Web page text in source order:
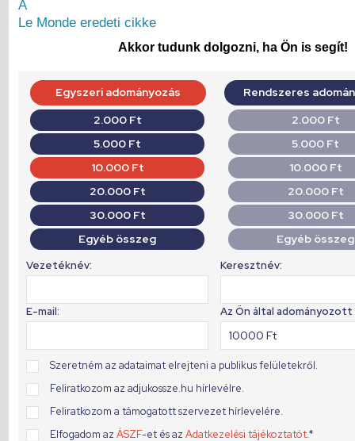
A
Le Monde eredeti cikke
Akkor tudunk dolgozni, ha Ön is segít!